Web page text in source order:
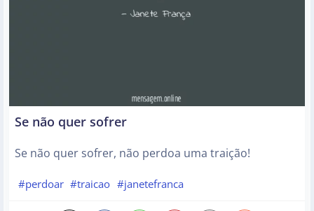
Se não quer sofrer
Se não quer sofrer, não perdoa uma traição!
#perdoar #traicao #janetefranca